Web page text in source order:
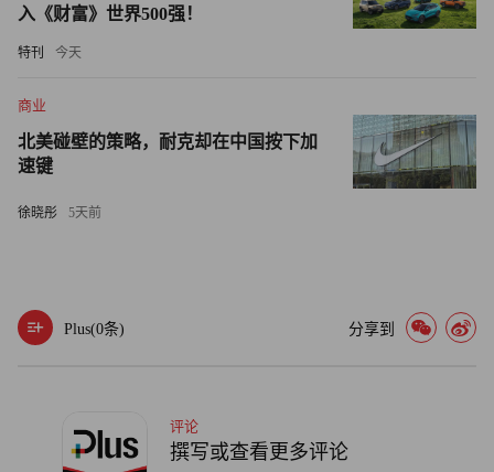
者，控制全球图书和它所能积累的大量读者信息。
“谷歌将会知道你看了哪几页书，以及你多久阅读一次。”
监辛迪•科恩（Cindy Cohn）说道。该机构代表作家与谷歌
公司进行协商。“谷歌公司已经想出了一种能保护我们隐私
的政策，但它还没有做出具体承诺─这可不太靠谱。”
告蹦到你的屏幕上。如果你用谷歌地图定位你朋友在田纳西
州的住址，纳什维尔（Nashville）餐馆的广告可能会跳出
是相关而不是随机的广告。
入《财富》世界500强！
特刊 今天
商业
北美碰壁的策略，耐克却在中国按下加
速键
徐晓彤 5天前
Plus(0条) 分享到
评论
撰写或查看更多评论